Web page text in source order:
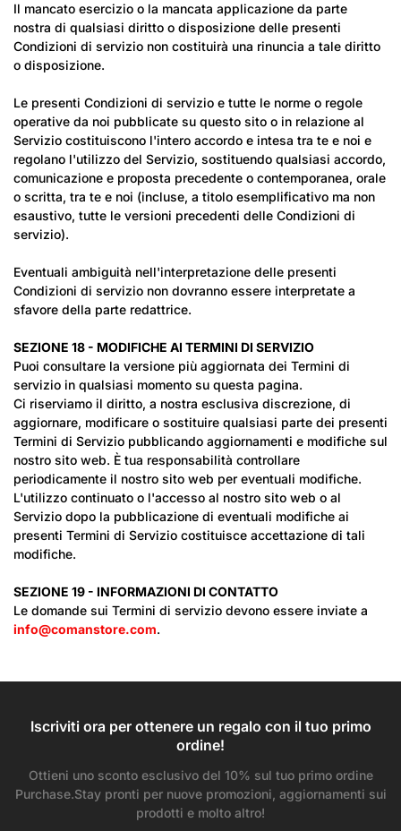
Il mancato esercizio o la mancata applicazione da parte
nostra di qualsiasi diritto o disposizione delle presenti
Condizioni di servizio non costituirà una rinuncia a tale diritto
o disposizione.
Le presenti Condizioni di servizio e tutte le norme o regole
operative da noi pubblicate su questo sito o in relazione al
Servizio costituiscono l'intero accordo e intesa tra te e noi e
regolano l'utilizzo del Servizio, sostituendo qualsiasi accordo,
comunicazione e proposta precedente o contemporanea, orale
o scritta, tra te e noi (incluse, a titolo esemplificativo ma non
esaustivo, tutte le versioni precedenti delle Condizioni di
servizio).
Eventuali ambiguità nell'interpretazione delle presenti
Condizioni di servizio non dovranno essere interpretate a
sfavore della parte redattrice.
SEZIONE 18 - MODIFICHE AI TERMINI DI SERVIZIO
Puoi consultare la versione più aggiornata dei Termini di
servizio in qualsiasi momento su questa pagina.
Ci riserviamo il diritto, a nostra esclusiva discrezione, di
aggiornare, modificare o sostituire qualsiasi parte dei presenti
Termini di Servizio pubblicando aggiornamenti e modifiche sul
nostro sito web. È tua responsabilità controllare
periodicamente il nostro sito web per eventuali modifiche.
L'utilizzo continuato o l'accesso al nostro sito web o al
Servizio dopo la pubblicazione di eventuali modifiche ai
presenti Termini di Servizio costituisce accettazione di tali
modifiche.
SEZIONE 19 - INFORMAZIONI DI CONTATTO
Le domande sui Termini di servizio devono essere inviate a
info@comanstore.com.
Iscriviti ora per ottenere un regalo con il tuo primo
ordine!
Ottieni uno sconto esclusivo del 10% sul tuo primo ordine
Purchase.Stay pronti per nuove promozioni, aggiornamenti sui
prodotti e molto altro!